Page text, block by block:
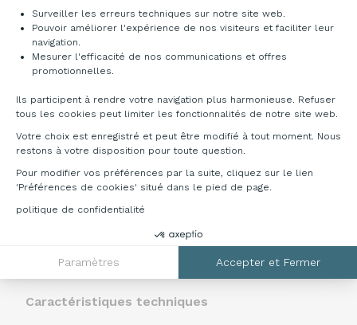
Surveiller les erreurs techniques sur notre site web.
Pouvoir améliorer l'expérience de nos visiteurs et faciliter leur
navigation.
Mesurer l'efficacité de nos communications et offres
promotionnelles.
Ils participent à rendre votre navigation plus harmonieuse. Refuser
tous les cookies peut limiter les fonctionnalités de notre site web.
Votre choix est enregistré et peut être modifié à tout moment. Nous
restons à votre disposition pour toute question.
Pour modifier vos préférences par la suite, cliquez sur le lien
'Préférences de cookies' situé dans le pied de page.
politique de confidentialité
Paramètres Accepter et Fermer
Axeptio consent
E01 E02 E03
Mélaminé
NC
Caractéristiques techniques